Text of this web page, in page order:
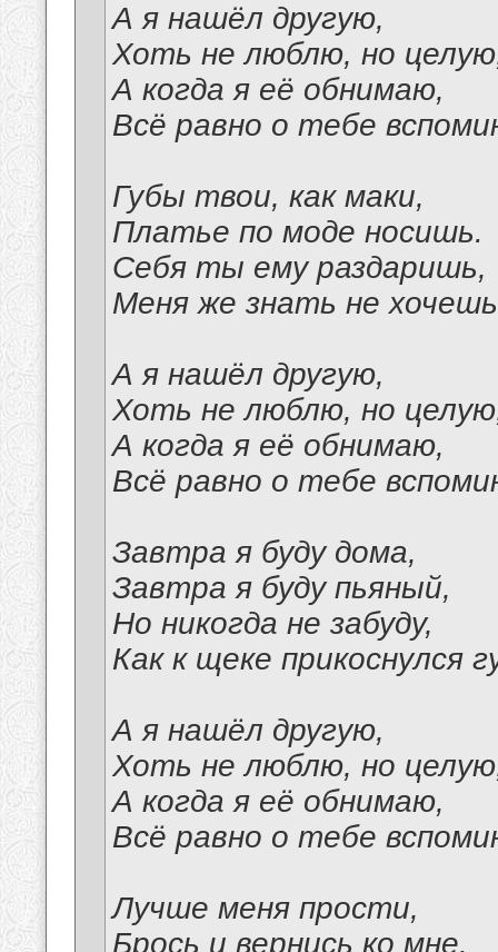
А я нашёл другую,
Хоть не люблю, но
А когда я её обнимаю,
Всё равно о тебе
Губы твои, как маки,
Платье по моде носишь.
Себя ты ему раздаришь,
Меня же знать не
А я нашёл другую,
Хоть не люблю, но
А когда я её обнимаю,
Всё равно о тебе
Завтра я буду дома,
Завтра я буду пьяный,
Но никогда не забуду,
Как к щеке прикоснулся
А я нашёл другую,
Хоть не люблю, но
А когда я её обнимаю,
Всё равно о тебе
Лучше меня прости,
Брось и вернись ко мне.